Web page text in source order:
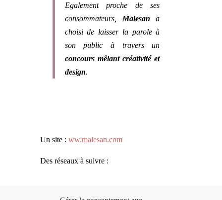
Egalement proche de ses
consommateurs, Malesan a
choisi de laisser la parole à
son public à travers un
concours mêlant créativité et
design.
Un site : ww.malesan.com
Des réseaux à suivre :